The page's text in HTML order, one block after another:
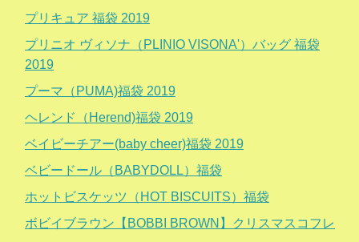
プリキュア 福袋 2019
プリニオ ヴィソナ（PLINIO VISONA'）バッグ 福袋
2019
プーマ（PUMA)福袋 2019
ヘレンド（Herend)福袋 2019
ベイビーチアー(baby cheer)福袋 2019
ベビードール（BABYDOLL）福袋
ホットビスケッツ（HOT BISCUITS）福袋
ボビイブラウン【BOBBI BROWN】クリスマスコフレ